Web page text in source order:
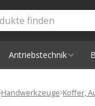
Antriebstechnik
Handwerkzeuge Koffer,